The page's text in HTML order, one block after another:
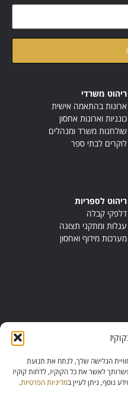
הגלישה שלך, לנתח את תנועת
לאשר את כל הקוקיז, לדחות קוקיז
נוסף, ניתן לעיין במדיניות הפרטיות.
ריהוט משרדי
ארונות בהתאמה אישית
כונניות וארונות אחסון
שולחנות משרד ומנהלים
לוקרים לבתי ספר
ריהוט לספריות
דלפקי קבלה
עגלות ומתקני תצוגה
מערכות מידוף ואחסון